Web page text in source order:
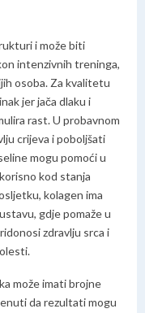
i može biti
intenzivnih treninga,
osoba. Za kvalitetu
jer jača dlaku i
rast. U probavnom
crijeva i poboljšati
mogu pomoći u
kod stanja
kolagen ima
gdje pomaže u
zdravlju srca i
može imati brojne
da rezultati mogu